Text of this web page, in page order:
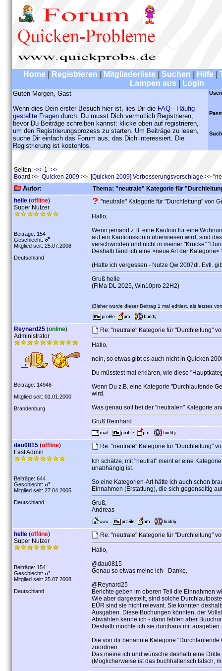
Home Registrieren Mitgliederliste Suchen Hilfe
Lampen aus
Login
Guten Morgen, Gast
Wenn dies Dein erster Besuch hier ist, lies Dir die FAQ - Häufig
gestellte Fragen durch. Du musst Dich vermutlich Registrieren,
bevor Du Beiträge schreiben kannst: klicke oben auf registrieren,
um den Registrierungsprozess zu starten. Um Beiträge zu lesen,
suche Dir einfach das Forum aus, das Dich interessiert. Die
Registrierung ist kostenlos.
Seiten: << 1 >>
Board >> Quicken 2009 >> [Quicken 2009] Verbesserungsvorschläge >>
Autor:
Thema: "neutrale" Kategorie für
helle (offline)
Super Nutzer
Beiträge: 154
Geschlecht:
Mitglied seit: 25.07.2008
Deutschland
"neutrale" Kategorie für "Durchleitung" von
Hallo,
Wenn jemand z.B. eine Kaution für eine
auf ein Kautionskonto überwiesen wird, sind
verschwinden und nicht in meiner "Krücke"
Deshalb fänd ich eine >neue Art der
(Hatte ich vergessen - Nutze Qw 2007dl. Evtl.
Gruß helle
(FiMa DL 2025, Win10pro 22H2)
(Bisher wurde dieser Beitrag 1 mal editiert, als letztes
Reynard25 (online)
Administrator
Beiträge: 14946
Mitglied seit: 01.01.2000
Brandenburg
Re: "neutrale" Kategorie für "Durchleitung"
Hallo,
nein, so etwas gibt es auch nicht in Quicken
Du müsstest mal erklären, wie diese
Wenn Du z.B. eine Kategorie "Durchlaufende
wird.
Was genau soll bei der "neutralen" Kategorie
Gruß Reinhard
dau0815 (offline)
Fast Admin
Beiträge: 644
Geschlecht:
Mitglied seit: 27.04.2005
Deutschland
Re: "neutrale" Kategorie für "Durchleitung"
Ich schätze, mit "neutral" meint er eine
unabhängig ist.
So eine Kategorien-Art hätte ich auch schon
Einnahmen (Erstattung), die sich gegenseitig
Gruß,
Andreas
helle (offline)
Super Nutzer
Beiträge: 154
Geschlecht:
Mitglied seit: 25.07.2008
Deutschland
Re: "neutrale" Kategorie für "Durchleitung"
Hallo,
@dau0815
Genau so etwas meine ich - Danke.
@Reynard25
Berichte geben im oberen Teil die Einnahmen
Wie aber dargestellt, sind solche
EÜR sind sie nicht relevant. Sie könnten
Ausgaben. Diese Buchungen könnten, der
Abwählen kenne ich - dann fehlen aber
Deshalb möchte ich sie durchaus mit ausgeben.
Die von dir benannte Kategorie
zuordnen.
Das meine ich und wünsche deshalb eine
(Möglicherweise ist das buchhalterisch falsch,